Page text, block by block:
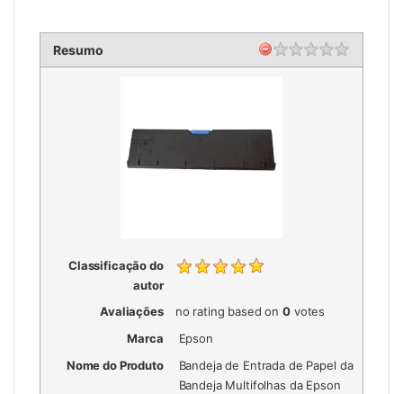
Resumo
Classificação do
autor
Avaliações
no rating based on0votes
Marca
Epson
Nome do Produto
Bandeja de Entrada de Papel da
Bandeja Multifolhas da Epson